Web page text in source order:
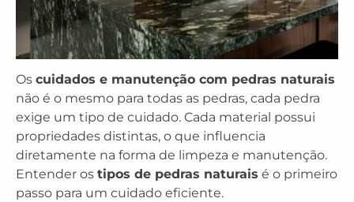
Os cuidados e manutenção com pedras naturais
não é o mesmo para todas as pedras, cada pedra
exige um tipo de cuidado. Cada material possui
propriedades distintas, o que influencia
diretamente na forma de limpeza e manutenção.
Entender os tipos de pedras naturais é o primeiro
passo para um cuidado eficiente.